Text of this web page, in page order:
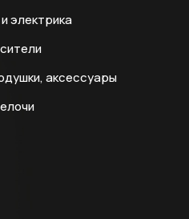
электрика
аксессуары